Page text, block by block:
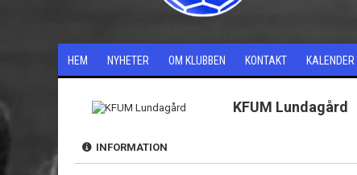
HEM NYHETER OM KLUBBEN KONTAKT KALENDER
KFUM Lundagård
INFORMATION